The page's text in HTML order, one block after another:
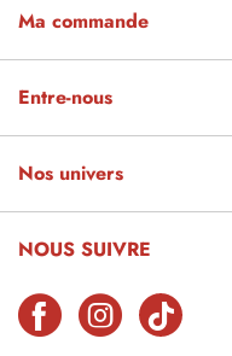
Ma commande
Entre-nous
Nos univers
NOUS SUIVRE